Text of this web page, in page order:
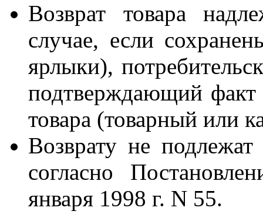
Возврат товара
случае, если
ярлыки),
подтверждающий факт
товара (товарный или
Возврату не подлежат
согласно
января 1998 г. N 55.